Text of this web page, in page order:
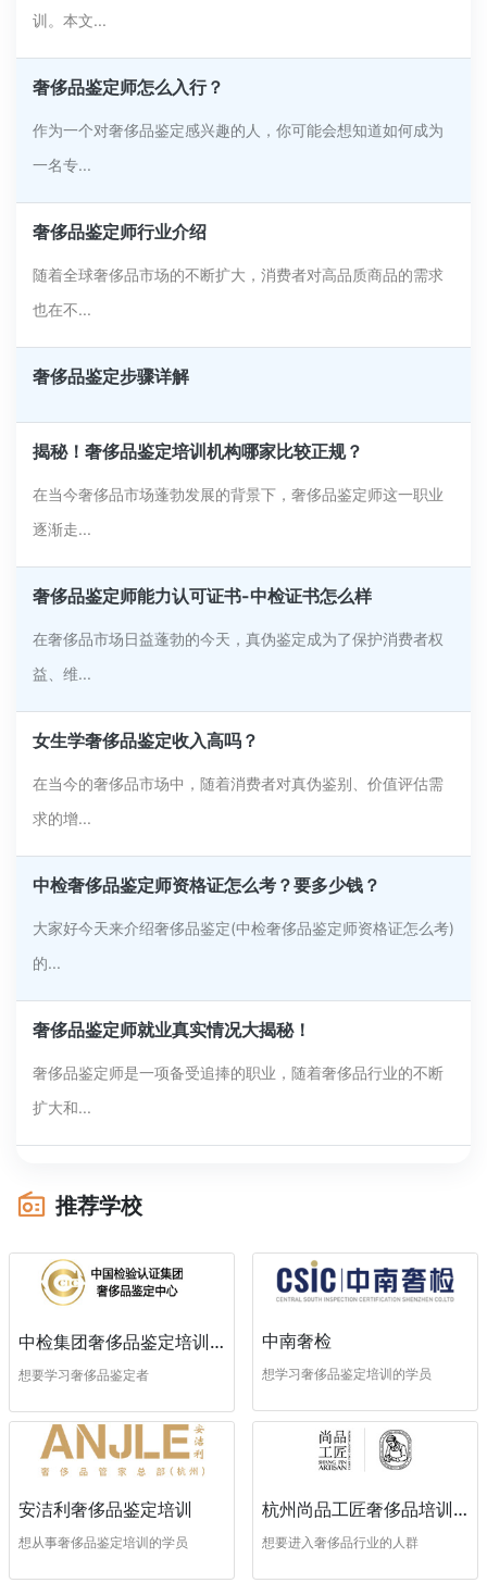
训。本文...
奢侈品鉴定师怎么入行？
作为一个对奢侈品鉴定感兴趣的人，你可能会想知道如何成为
一名专...
奢侈品鉴定师行业介绍
随着全球奢侈品市场的不断扩大，消费者对高品质商品的需求
也在不...
奢侈品鉴定步骤详解
揭秘！奢侈品鉴定培训机构哪家比较正规？
在当今奢侈品市场蓬勃发展的背景下，奢侈品鉴定师这一职业
逐渐走...
奢侈品鉴定师能力认可证书-中检证书怎么样
在奢侈品市场日益蓬勃的今天，真伪鉴定成为了保护消费者权
益、维...
女生学奢侈品鉴定收入高吗？
在当今的奢侈品市场中，随着消费者对真伪鉴别、价值评估需
求的增...
中检奢侈品鉴定师资格证怎么考？要多少钱？
大家好今天来介绍奢侈品鉴定(中检奢侈品鉴定师资格证怎么考)
的...
奢侈品鉴定师就业真实情况大揭秘！
奢侈品鉴定师是一项备受追捧的职业，随着奢侈品行业的不断
扩大和...
推荐学校
中检集团奢侈品鉴定培训中心
想要学习奢侈品鉴定者
中南奢检
想学习奢侈品鉴定培训的学员
安洁利奢侈品鉴定培训
想从事奢侈品鉴定培训的学员
杭州尚品工匠奢侈品培训学校
想要进入奢侈品行业的人群